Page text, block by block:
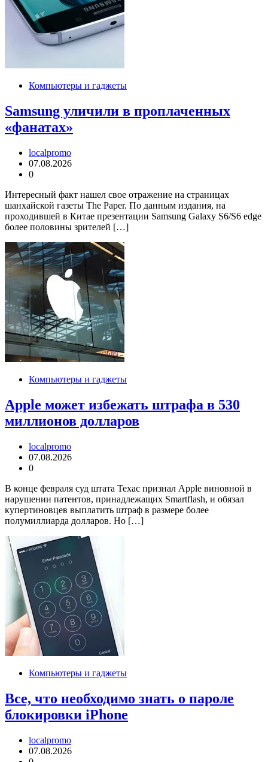
Компьютеры и гаджеты
Samsung уличили в проплаченных
«фанатах»
localpromo
07.08.2026
0
Интересный факт нашел свое отражение на страницах
шанхайской газеты The Paper. По данным издания, на
проходившей в Китае презентации Samsung Galaxy S6/S6 edge
более половины зрителей […]
Компьютеры и гаджеты
Apple может избежать штрафа в 530
миллионов долларов
localpromo
07.08.2026
0
В конце февраля суд штата Техас признал Apple виновной в
нарушении патентов, принадлежащих Smartflash, и обязал
купертиновцев выплатить штраф в размере более
полумиллиарда долларов. Но […]
Компьютеры и гаджеты
Все, что необходимо знать о пароле
блокировки iPhone
localpromo
07.08.2026